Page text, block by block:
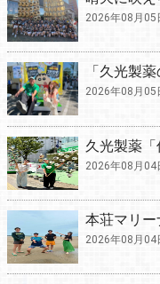
2026年08月05
「久光製
2026年08月05
久光製薬
2026年08月04
本荘マリ
2026年08月04